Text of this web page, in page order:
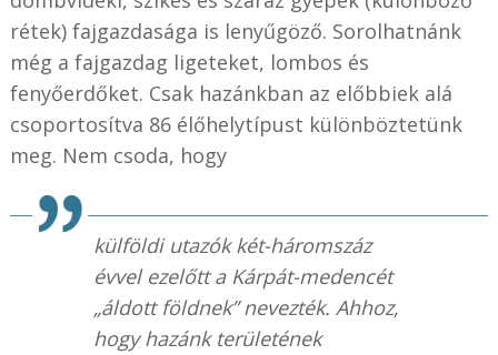
rétek) fajgazdasága is lenyűgöző. Sorolhatnánk
még a fajgazdag ligeteket, lombos és
fenyőerdőket. Csak hazánkban az előbbiek alá
csoportosítva 86 élőhelytípust különböztetünk
meg. Nem csoda, hogy
külföldi utazók két-háromszáz
évvel ezelőtt a Kárpát-medencét
„áldott földnek” nevezték. Ahhoz,
hogy hazánk területének